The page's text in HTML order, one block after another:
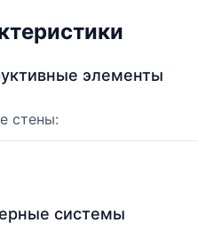
элементы
стены:
системы